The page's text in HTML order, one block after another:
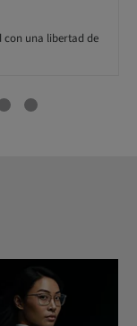
con una libertad de